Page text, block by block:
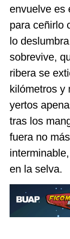
envuelve es
para ceñirlo
lo
sobrevive,
ribera se
kilómetros y
yertos
tras los
fuera no
en la selva.